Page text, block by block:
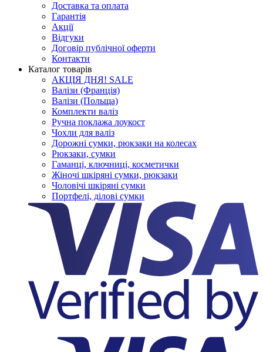
Доставка та оплата
Гарантія
Акції
Відгуки
Договір публічної оферти
Контакти
Каталог товарів
АКЦІЯ ДНЯ! SALE
Валізи (Франція)
Валізи (Польща)
Комплекти валіз
Ручна поклажа лоукост
Чохли для валіз
Дорожні сумки, рюкзаки на колесах
Рюкзаки, сумки
Гаманці, ключниці, косметички
Жіночі шкіряні сумки, рюкзаки
Чоловічі шкіряні сумки
Портфелі, ділові сумки